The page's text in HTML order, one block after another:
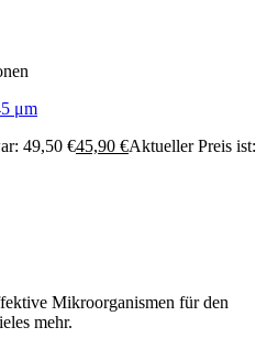
μm
49,50 €45,90 €Aktueller Preis ist:
Mikroorganismen für den
mehr.